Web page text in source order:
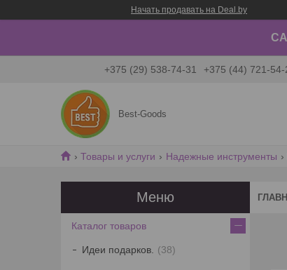
Начать продавать на Deal.by
+375 (29) 538-74-31 +375 (44) 721-54-
Best-Goods
Товары и услуги Надежные инструменты
Каталог товаров
Идеи подарков. 38